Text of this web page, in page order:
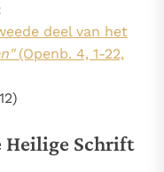
deel van het
(Openb. 4, 1-22,
Heilige Schrift